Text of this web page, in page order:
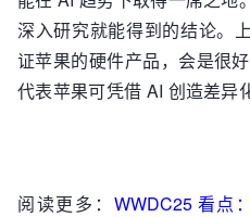
深入研究就能得到的结论。
证苹果的硬件产品，会是很
代表苹果可凭借 AI 创造差异
阅读更多： WWDC25 看点